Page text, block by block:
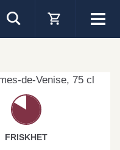
Visa
FRISKHET